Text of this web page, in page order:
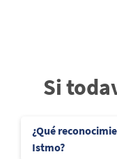
Si
¿Qué
Istmo?